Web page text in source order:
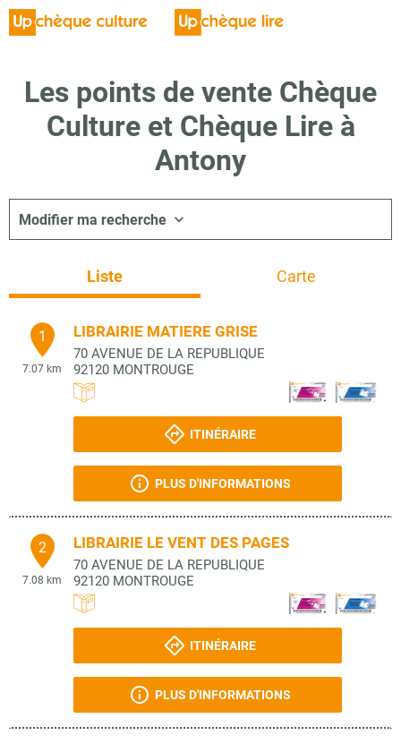
Les points de vente Chèque
Culture et Chèque Lire à
Antony
Modifier ma recherche
Liste Carte
1
7.07 km
LIBRAIRIE MATIERE GRISE
70 AVENUE DE LA REPUBLIQUE
92120 MONTROUGE
ITINÉRAIRE
PLUS D'INFORMATIONS
2
7.08 km
LIBRAIRIE LE VENT DES PAGES
70 AVENUE DE LA REPUBLIQUE
92120 MONTROUGE
ITINÉRAIRE
PLUS D'INFORMATIONS